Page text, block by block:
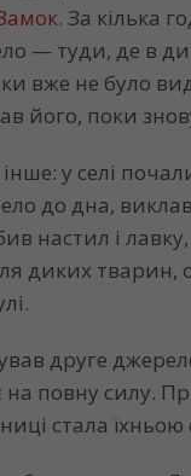
. За кілька
— туди, де в
вже не було
його, поки
у селі
до дна,
настил і
диких тварин,
друге
на повну
стала